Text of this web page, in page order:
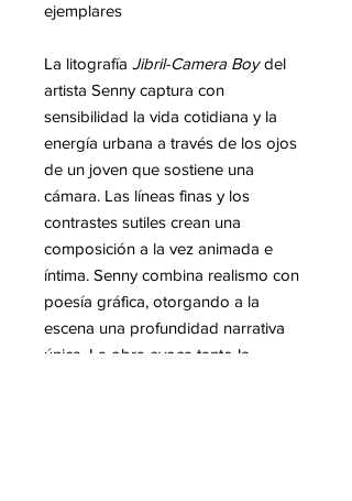
ejemplares
La litografía Jibril-Camera Boydel
artista Senny captura con
sensibilidad la vida cotidiana y la
energía urbana a través de los ojos
de un joven que sostiene una
cámara. Las líneas finas y los
contrastes sutiles crean una
composición a la vez animada e
íntima. Senny combina realismo con
poesía gráfica, otorgando a la
escena una profundidad narrativa
única. La obra evoca tanto la